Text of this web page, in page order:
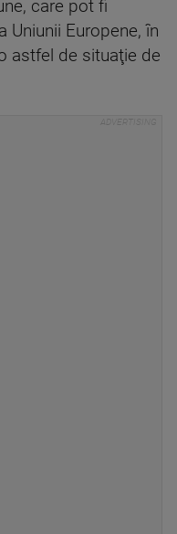
care pot fi
Uniunii Europene, în
astfel de situaţie de